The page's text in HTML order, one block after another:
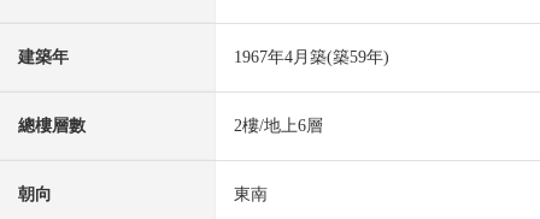
建築年 1967年4月築(築59年)
總樓層數 2樓/地上6層
朝向 東南